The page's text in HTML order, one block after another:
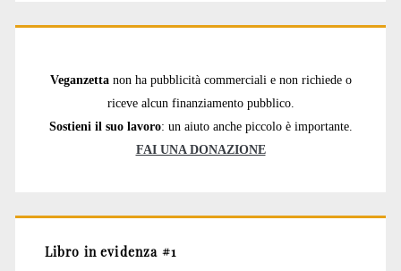
Veganzetta non ha pubblicità commerciali e non richiede o
riceve alcun finanziamento pubblico.
Sostieni il suo lavoro: un aiuto anche piccolo è importante.
FAI UNA DONAZIONE
Libro in evidenza #1